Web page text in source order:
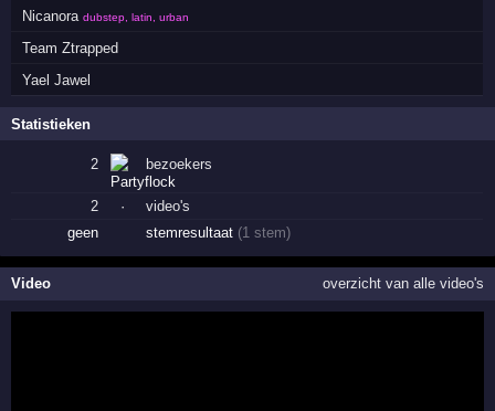
Nicanora dubstep, latin, urban
Team Ztrapped
Yael Jawel
Statistieken
2 bezoekers
2 ·
video's
geen
stemresultaat (1 stem)
Video overzicht van alle video's